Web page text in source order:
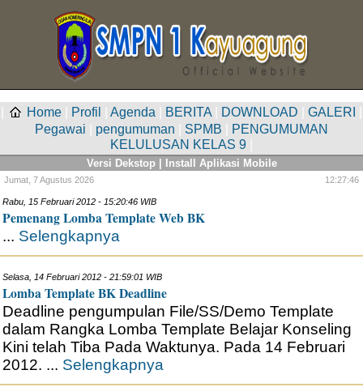
Home Profil Agenda BERITA DOWNLOAD GALERI
Pegawai
pengumuman SPMB
PENGUMUMAN
KELULUSAN KELAS 9
Versi Dekstop| Install Aplikasi Mobile
Jumat, 7 Agustus 2026 12:27:46
Rabu, 15 Februari 2012 - 15:20:46 WIB
Pemenang Lomba Template Web BK
... Selengkapnya
Selasa, 14 Februari 2012 - 21:59:01 WIB
Lomba Template BK Deadline
Deadline pengumpulan File/SS/Demo Template
dalam Rangka Lomba Template Belajar Konseling
Kini telah Tiba Pada Waktunya. Pada 14 Februari
2012. ... Selengkapnya